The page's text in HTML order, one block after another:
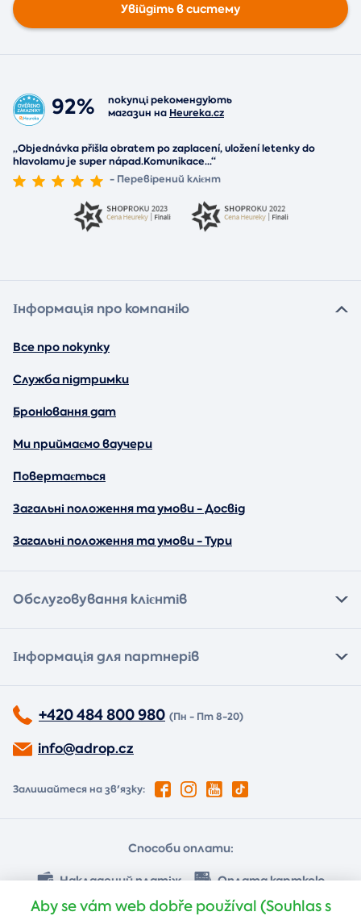
Увійдіть в систему
92%
покупці рекомендують
магазин на Heureka.cz
„Objednávka přišla obratem po zaplacení, uložení letenky do
hlavolamu je super nápad.Komunikace...“
- Перевірений клієнт
Інформація про компанію
Все про покупку
Служба підтримки
Бронювання дат
Ми приймаємо ваучери
Повертається
Загальні положення та умови - Досвід
Загальні положення та умови - Тури
Обслуговування клієнтів
Інформація для партнерів
+420 484 800 980 (Пн - Пт 8-20)
info@adrop.cz
Залишайтеся на зв'язку:
Способи оплати:
Накладений платіж
Оплата карткою
Aby se vám web dobře používal (Souhlas s